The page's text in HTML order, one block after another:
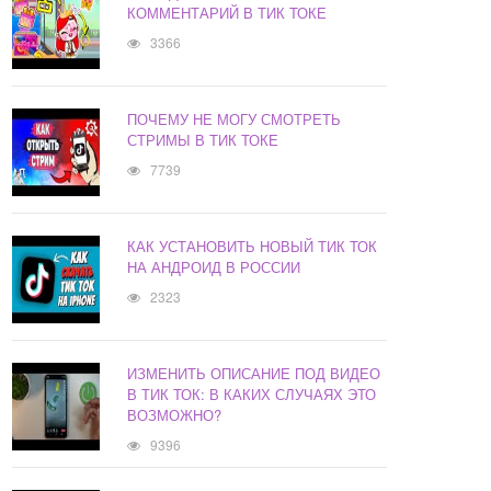
КОММЕНТАРИЙ В ТИК ТОКЕ
3366
ПОЧЕМУ НЕ МОГУ СМОТРЕТЬ
СТРИМЫ В ТИК ТОКЕ
7739
КАК УСТАНОВИТЬ НОВЫЙ ТИК ТОК
НА АНДРОИД В РОССИИ
2323
ИЗМЕНИТЬ ОПИСАНИЕ ПОД ВИДЕО
В ТИК ТОК: В КАКИХ СЛУЧАЯХ ЭТО
ВОЗМОЖНО?
9396